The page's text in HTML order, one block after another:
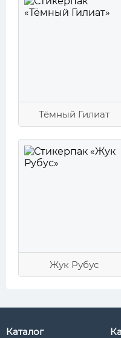
Тёмный Гилиат
Жук Рубус
Каталог